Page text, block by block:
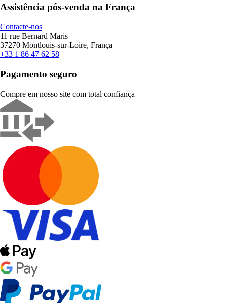
Assistência pós-venda na França
Contacte-nos
11 rue Bernard Maris
37270 Montlouis-sur-Loire, França
+33 1 86 47 62 58
Pagamento seguro
Compre em nosso site com total confiança